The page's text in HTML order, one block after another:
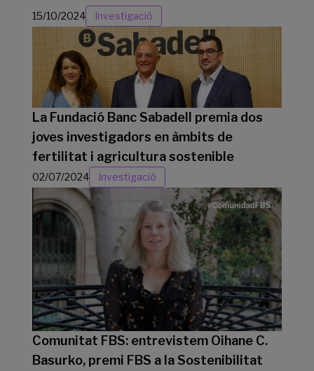
15/10/2024 Investigació
La Fundació Banc Sabadell premia dos
joves investigadors en àmbits de
fertilitat i agricultura sostenible
02/07/2024 Investigació
Comunitat FBS: entrevistem Oihane C.
Basurko, premi FBS a la Sostenibilitat